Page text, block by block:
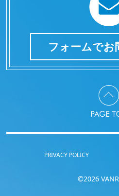
フォームでお
PRIVACY POLICY
©2026